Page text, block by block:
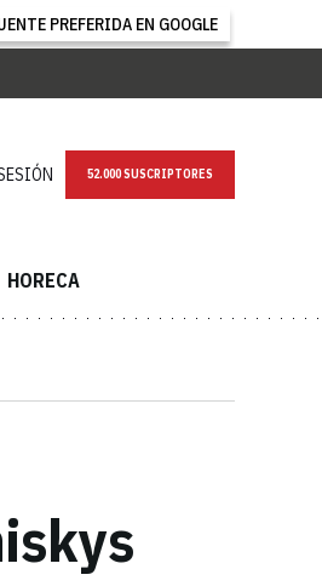
PREFERIDA EN GOOGLE
NEWSLETTER
HORECA